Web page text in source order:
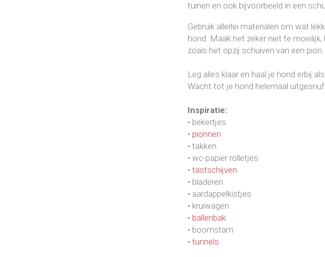
tuinen en ook bijvoorbeeld in een
Gebruik allerlei materialen om wat
hond. Maak het zeker niet te
zoals het opzij schuiven van een pion.
Leg alles klaar en haal je hond erbij
Wacht tot je hond helemaal
Inspiratie:
• bekertjes
• pionnen
• takken
• wc-papier rolletjes
• tastschijven
• bladeren
• aardappelkistjes
• kruiwagen
• ballenbak
• boomstam
• tunnels